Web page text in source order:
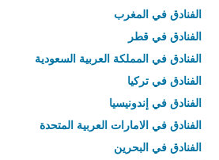
الفنادق في المغرب
الفنادق في قطر
الفنادق في المملكة العربية السعودية
الفنادق في تركيا
الفنادق في إندونيسيا
الفنادق في الامارات العربية المتحدة
الفنادق في البحرين